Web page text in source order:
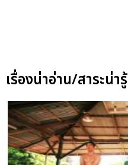
เรื่องน่าอ่าน/สาระน่ารู้